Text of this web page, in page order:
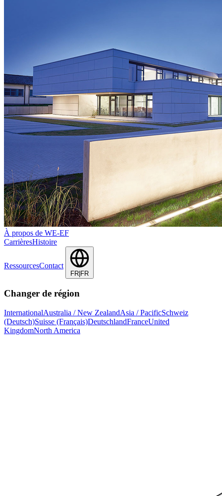
À propos de WE-EF
CarrièresHistoire
RessourcesContact
FR|FR
Changer de région
InternationalAustralia / New ZealandAsia / PacificSchweiz
(Deutsch)Suisse (Français)DeutschlandFranceUnited
KingdomNorth America